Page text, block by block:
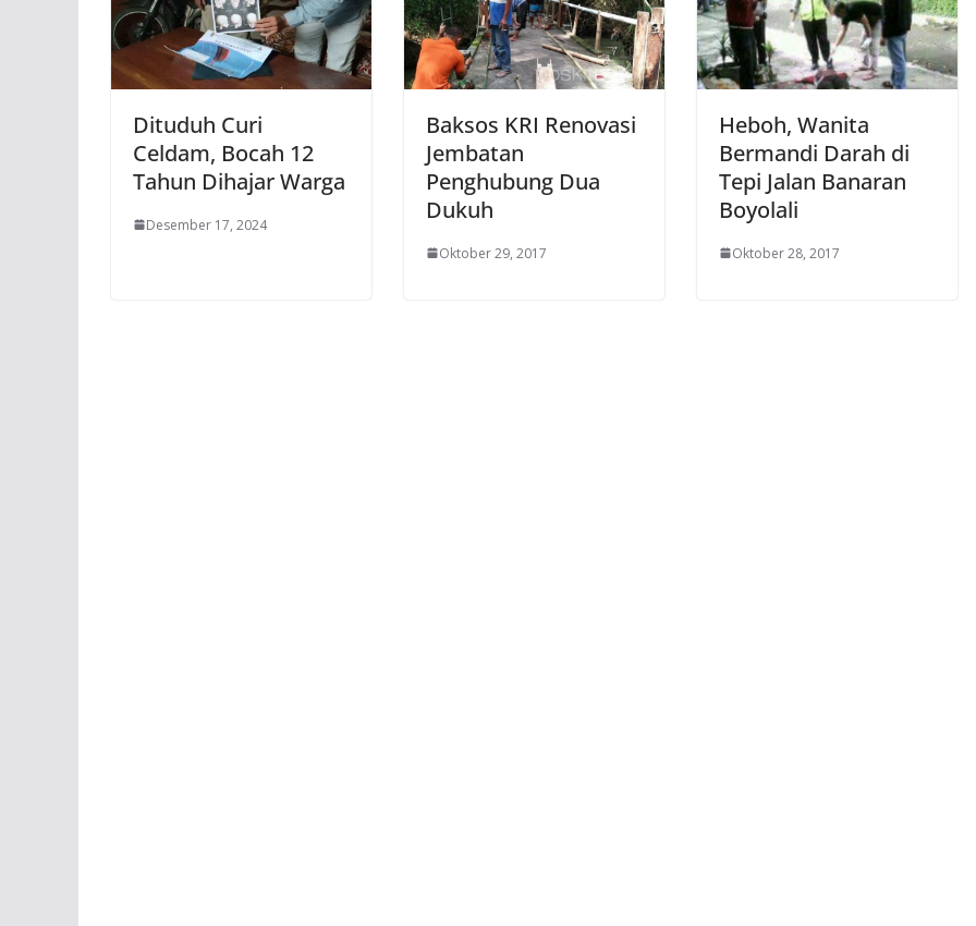
Dituduh Curi
Celdam, Bocah 12
Tahun Dihajar Warga
Desember 17, 2024
Baksos KRI Renovasi
Jembatan
Penghubung Dua
Dukuh
Oktober 29, 2017
Heboh, Wanita
Bermandi Darah di
Tepi Jalan Banaran
Boyolali
Oktober 28, 2017